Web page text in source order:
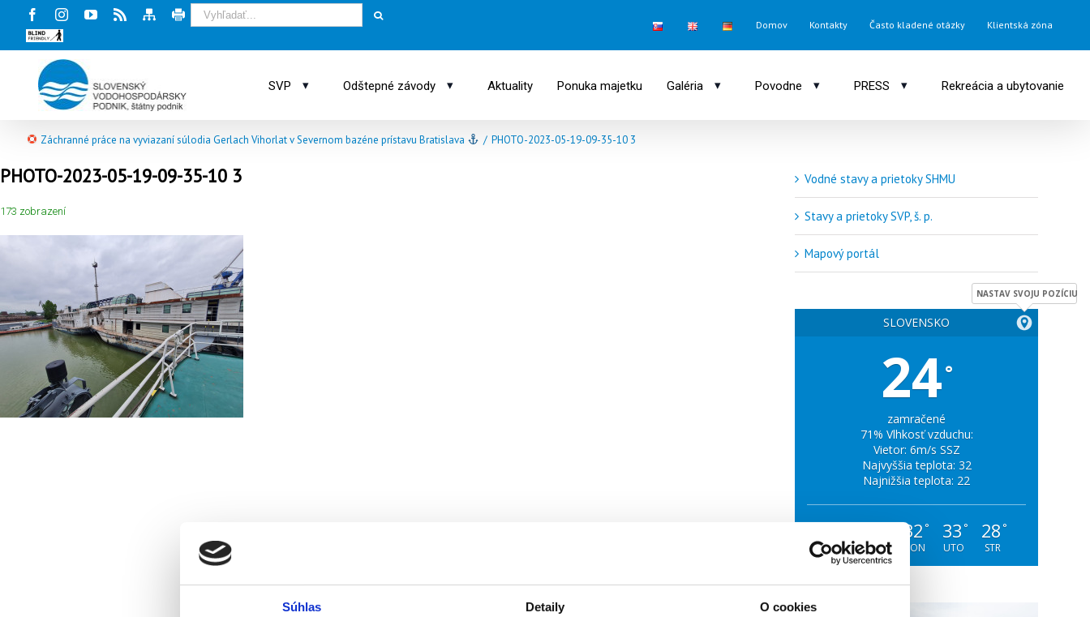
Súhlas Detaily O cookies
FacebookInstagram
YoutubeRssMapa Tlač
stránky
Blind
friendly
Domov Kontakty Často kladené otázky Klientská zóna
SVP ▾ Odštepné závody ▾ Aktuality Ponuka majetku Galéria ▾ Povodne ▾ PRESS ▾ Rekreácia a ubytovanie
Záchranné práce na vyviazaní súlodia Gerlach Vihorlat v Severnom bazéne prístavu Bratislava / PHOTO-2023-05-19-09-35-10 3
PHOTO-2023-05-19-09-35-10 3
173 zobrazení
Vodné stavy a prietoky SHMU
Stavy a prietoky SVP, š. p.
Mapový portál
SLOVENSKO
NASTAV SVOJU POZÍCIU
24°
zamračené
71% Vlhkosť vzduchu:
Vietor: 6m/s SSZ
Najvyššia teplota: 32
Najnižšia teplota: 22
°
SOB
°
NED
32 °
PON
33 °
UTO
28 °
STR